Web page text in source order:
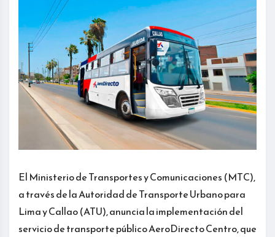
El Ministerio de Transportes y Comunicaciones (MTC),
a través de la Autoridad de Transporte Urbano para
Lima y Callao (ATU), anuncia la implementación del
servicio de transporte público AeroDirecto Centro, que